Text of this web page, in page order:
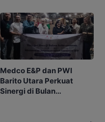
Medco E&P dan PWI
Barito Utara Perkuat
Sinergi di Bulan